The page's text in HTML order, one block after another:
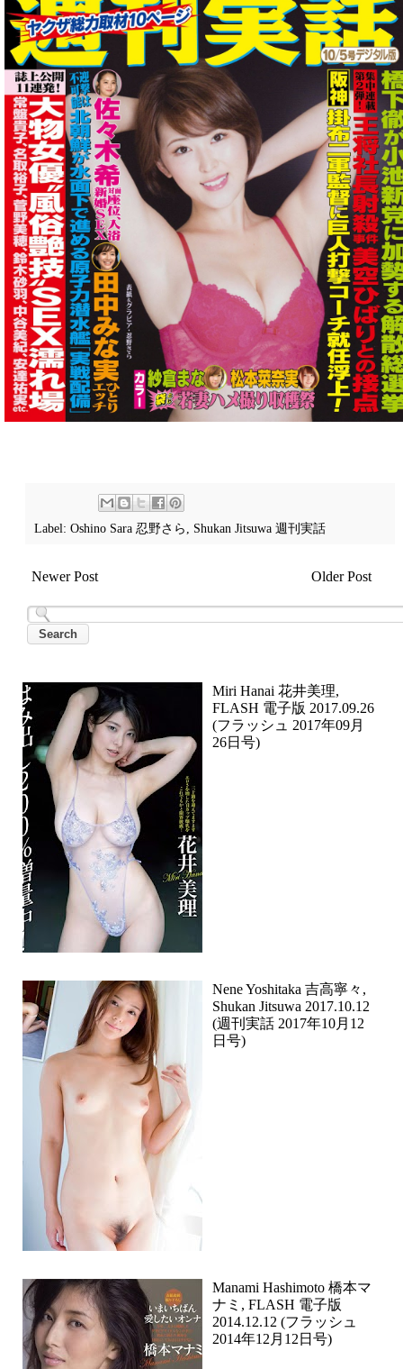
Label: Oshino Sara 忍野さら, Shukan Jitsuwa 週刊実話
Newer Post Older Post
Miri Hanai 花井美理,
FLASH 電子版 2017.09.26
(フラッシュ 2017年09月
26日号)
Nene Yoshitaka 吉高寧々,
Shukan Jitsuwa 2017.10.12
(週刊実話 2017年10月12
日号)
Manami Hashimoto 橋本マ
ナミ, FLASH 電子版
2014.12.12 (フラッシュ
2014年12月12日号)